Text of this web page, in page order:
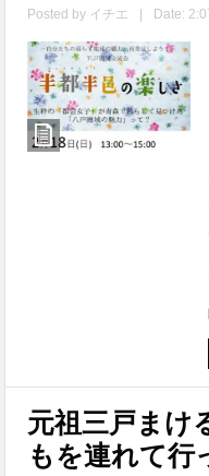
Posted by イチエ Date:
元祖三戸まけ
もを連れて行